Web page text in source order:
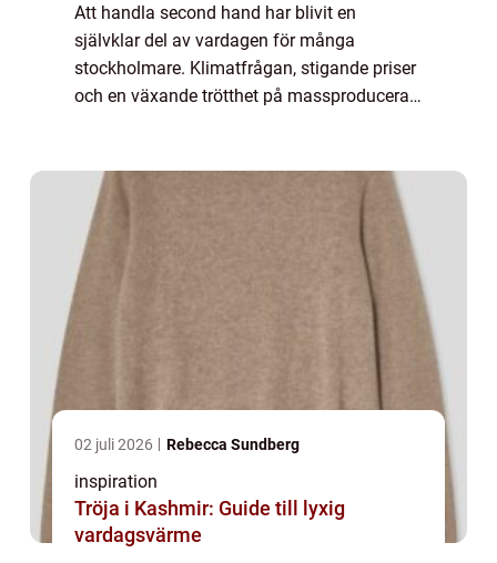
Att handla second hand har blivit en
självklar del av vardagen för många
stockholmare. Klimatfrågan, stigande priser
och en växande trötthet på massproducerat
02 juli 2026 Rebecca Sundberg
inspiration
Tröja i Kashmir: Guide till lyxig
vardagsvärme